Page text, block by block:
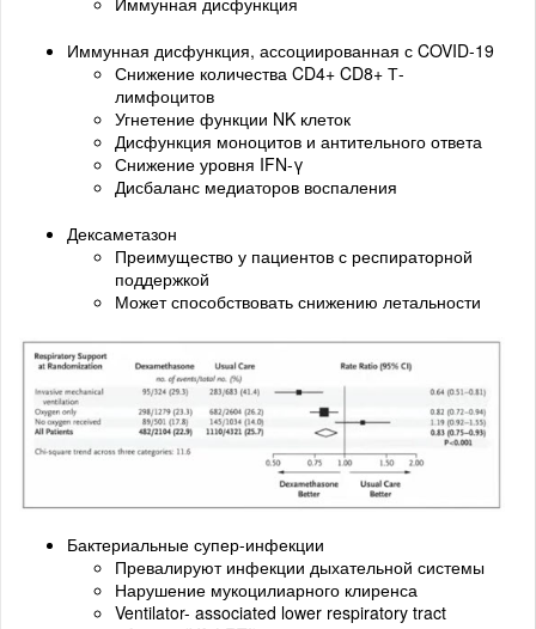
Иммунная дисфункция, ассоциированная с COVID-19
Снижение количества CD4+ CD8+ Т-
лимфоцитов
Угнетение функции NK клеток
Дисфункция моноцитов и антительного ответа
Снижение уровня IFN-γ
Дисбаланс медиаторов воспаления
Дексаметазон
Преимущество у пациентов с респираторной
поддержкой
Может способствовать снижению летальности
Бактериальные супер-инфекции
Превалируют инфекции дыхательной системы
Нарушение мукоцилиарного клиренса
Ventilator- associated lower respiratory tract